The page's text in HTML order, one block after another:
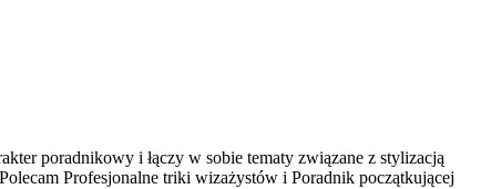
poradnikowy i łączy w sobie tematy związane z stylizacją
Profesjonalne triki wizażystów i Poradnik początkującej